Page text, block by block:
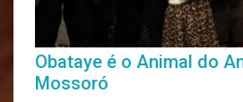
Obataye é o Animal do
Mossoró